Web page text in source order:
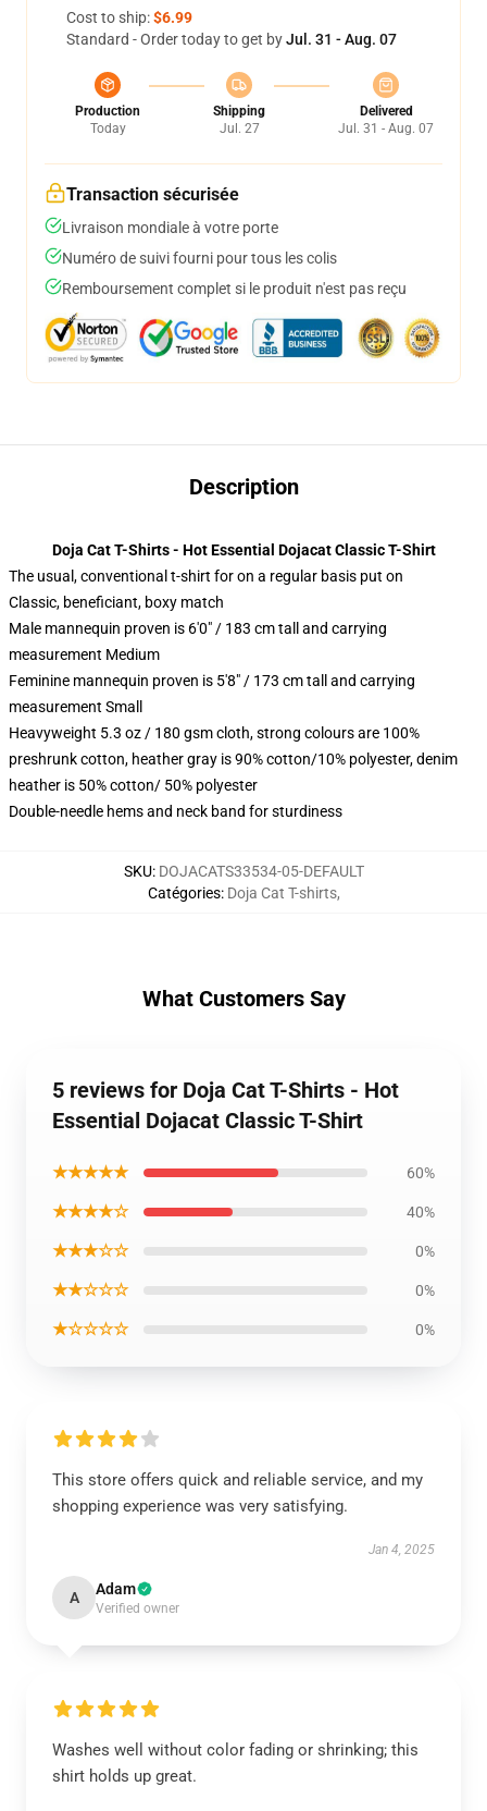
Cost to ship:$6.99
Standard - Order today to get byJul. 31 - Aug. 07
Production
Today
Shipping
Jul. 27
Delivered
Jul. 31 - Aug. 07
Transaction sécurisée
Livraison mondiale à votre porte
Numéro de suivi fourni pour tous les colis
Remboursement complet si le produit n'est pas reçu
Description
Doja Cat T-Shirts - Hot Essential Dojacat Classic T-Shirt
The usual, conventional t-shirt for on a regular basis put on
Classic, beneficiant, boxy match
Male mannequin proven is 6'0" / 183 cm tall and carrying
measurement Medium
Feminine mannequin proven is 5'8" / 173 cm tall and carrying
measurement Small
Heavyweight 5.3 oz / 180 gsm cloth, strong colours are 100%
preshrunk cotton, heather gray is 90% cotton/10% polyester, denim
heather is 50% cotton/ 50% polyester
Double-needle hems and neck band for sturdiness
SKU: DOJACATS33534-05-DEFAULT
Catégories: Doja Cat T-shirts,
What Customers Say
5 reviews for Doja Cat T-Shirts - Hot
Essential Dojacat Classic T-Shirt
★★★★★ 60%
★★★★☆ 40%
★★★☆☆ 0%
★★☆☆☆ 0%
★☆☆☆☆ 0%
This store offers quick and reliable service, and my
shopping experience was very satisfying.
Jan 4, 2025
A Adam
Verified owner
Washes well without color fading or shrinking; this
shirt holds up great.